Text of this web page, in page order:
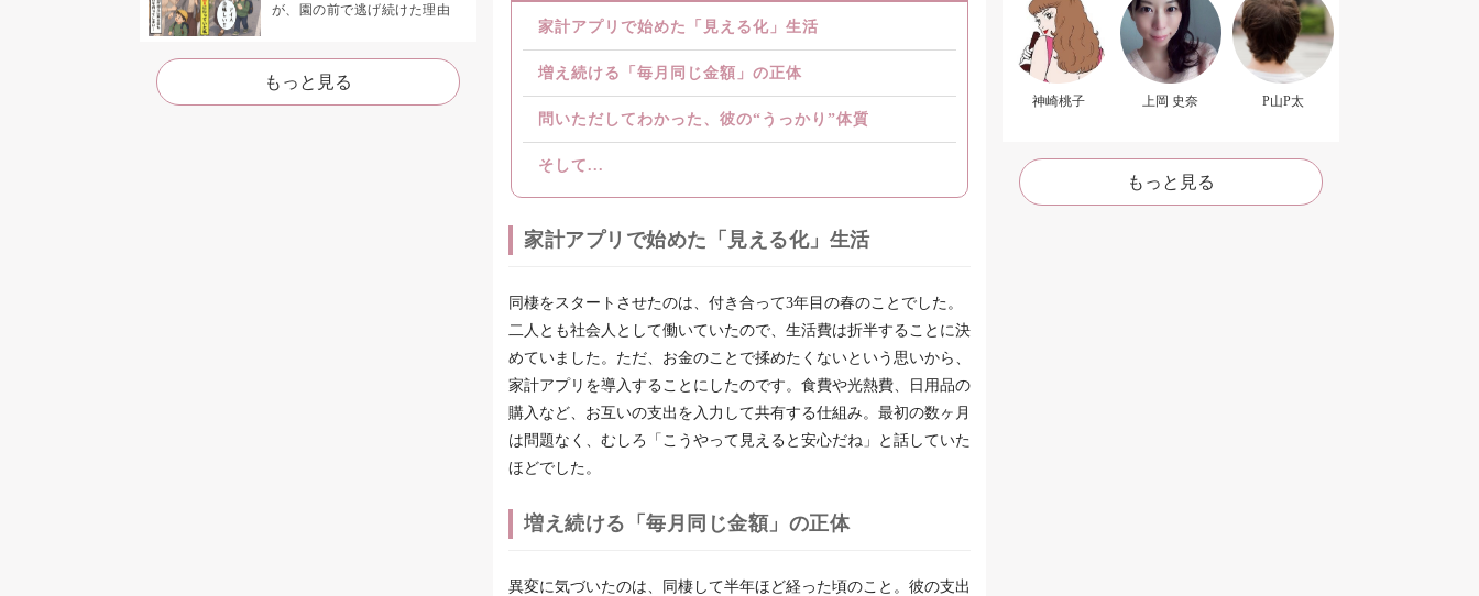
が、園の前で逃げ続けた理由
もっと見る
家計アプリで始めた「見える化」生活
増え続ける「毎月同じ金額」の正体
問いただしてわかった、彼の“うっかり”体質
そして...
家計アプリで始めた「見える化」生活
同棲をスタートさせたのは、付き合って3年目の春のことでした。
二人とも社会人として働いていたので、生活費は折半することに決
めていました。ただ、お金のことで揉めたくないという思いから、
家計アプリを導入することにしたのです。食費や光熱費、日用品の
購入など、お互いの支出を入力して共有する仕組み。最初の数ヶ月
は問題なく、むしろ「こうやって見えると安心だね」と話していた
ほどでした。
増え続ける「毎月同じ金額」の正体
異変に気づいたのは、同棲して半年ほど経った頃のこと。彼の支出
神崎桃子 上岡 史奈 P山P太
もっと見る